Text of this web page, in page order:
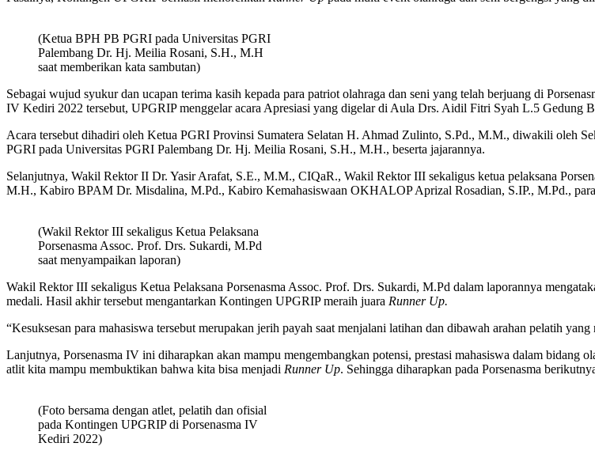
(Ketua BPH PB PGRI pada Universitas PGRI
Palembang Dr. Hj. Meilia Rosani, S.H., M.H
saat memberikan kata sambutan)
Sebagai wujud syukur dan ucapan terima kasih kepada para patriot olahraga dan seni yang telah berjuang di
IV Kediri 2022 tersebut, UPGRIP menggelar acara Apresiasi yang digelar di Aula Drs. Aidil Fitri Syah L.5 Gedung
Acara tersebut dihadiri oleh Ketua PGRI Provinsi Sumatera Selatan H. Ahmad Zulinto, S.Pd., M.M., diwakili oleh
PGRI pada Universitas PGRI Palembang Dr. Hj. Meilia Rosani, S.H., M.H., beserta jajarannya.
Selanjutnya, Wakil Rektor II Dr. Yasir Arafat, S.E., M.M., CIQaR., Wakil Rektor III sekaligus ketua pelaksana
M.H., Kabiro BPAM Dr. Misdalina, M.Pd., Kabiro Kemahasiswaan OKHALOP Aprizal Rosadian, S.IP., M.Pd.,
(Wakil Rektor III sekaligus Ketua Pelaksana
Porsenasma Assoc. Prof. Drs. Sukardi, M.Pd
saat menyampaikan laporan)
Wakil Rektor III sekaligus Ketua Pelaksana Porsenasma Assoc. Prof. Drs. Sukardi, M.Pd dalam laporannya
medali. Hasil akhir tersebut mengantarkan Kontingen UPGRIP meraih juara Runner Up.
“Kesuksesan para mahasiswa tersebut merupakan jerih payah saat menjalani latihan dan dibawah arahan pelatih
Lanjutnya, Porsenasma IV ini diharapkan akan mampu mengembangkan potensi, prestasi mahasiswa dalam
atlit kita mampu membuktikan bahwa kita bisa menjadi Runner Up. Sehingga diharapkan pada Porsenasma
(Foto bersama dengan atlet, pelatih dan ofisial
pada Kontingen UPGRIP di Porsenasma IV
Kediri 2022)